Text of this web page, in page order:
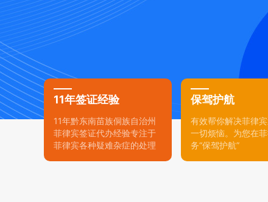
11年签证经验
11年黔东南苗族侗族自治州
菲律宾签证代办经验专注于
菲律宾各种疑难杂症的处理
保驾护航
有效帮你解决菲律
一切烦恼。为您在
务“保驾护航”